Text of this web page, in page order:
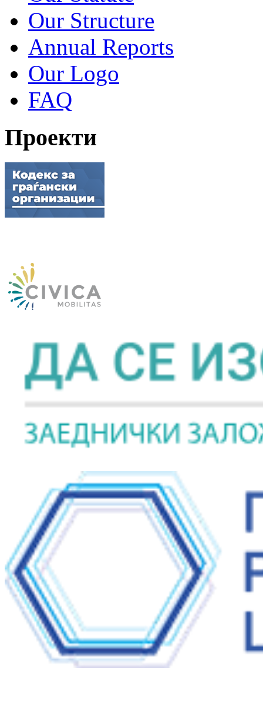
Our Structure
Annual Reports
Our Logo
FAQ
Проекти